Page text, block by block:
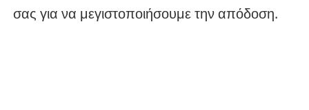
σας για να μεγιστοποιήσουμε την απόδοση.